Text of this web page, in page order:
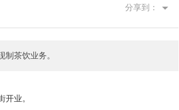
分享到：
茶饮业务。
业。